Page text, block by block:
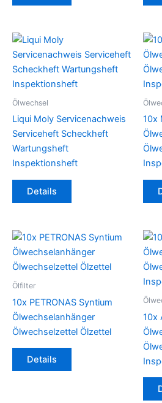
Ölwechsel
Liqui Moly Servicenachweis
Serviceheft Scheckheft
Wartungsheft
Inspektionsheft
Details
10x
Ölfilter
10x PETRONAS Syntium
Ölwechselanhänger
Ölwechselzettel Ölzettel
Details
10x